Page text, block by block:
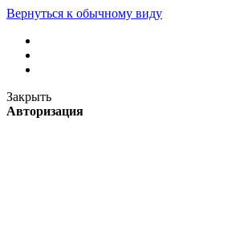
Вернуться к обычному виду
Закрыть
Авторизация